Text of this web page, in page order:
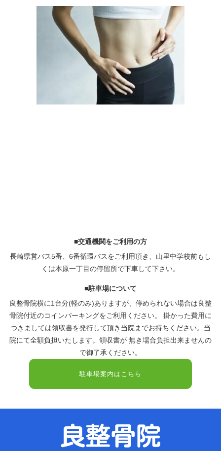
■交通機関をご利用の方
長崎県営バス5番、6番循環バスをご利用頂き、山里中学校前もし
くは本原一丁目の停留所で下車して下さい。
■駐車場について
良整骨院横に1台分(軽のみ)ありますが、停められない場合は良整
骨院付近のコインパーキングをご利用ください。 掛かった費用に
つきましては領収書を発行して頂き当院までお持ちください。当
院にて全額負担いたします。領収書が 無き場合負担出来ませんの
で御了承ください。
駐車場案内はこちら